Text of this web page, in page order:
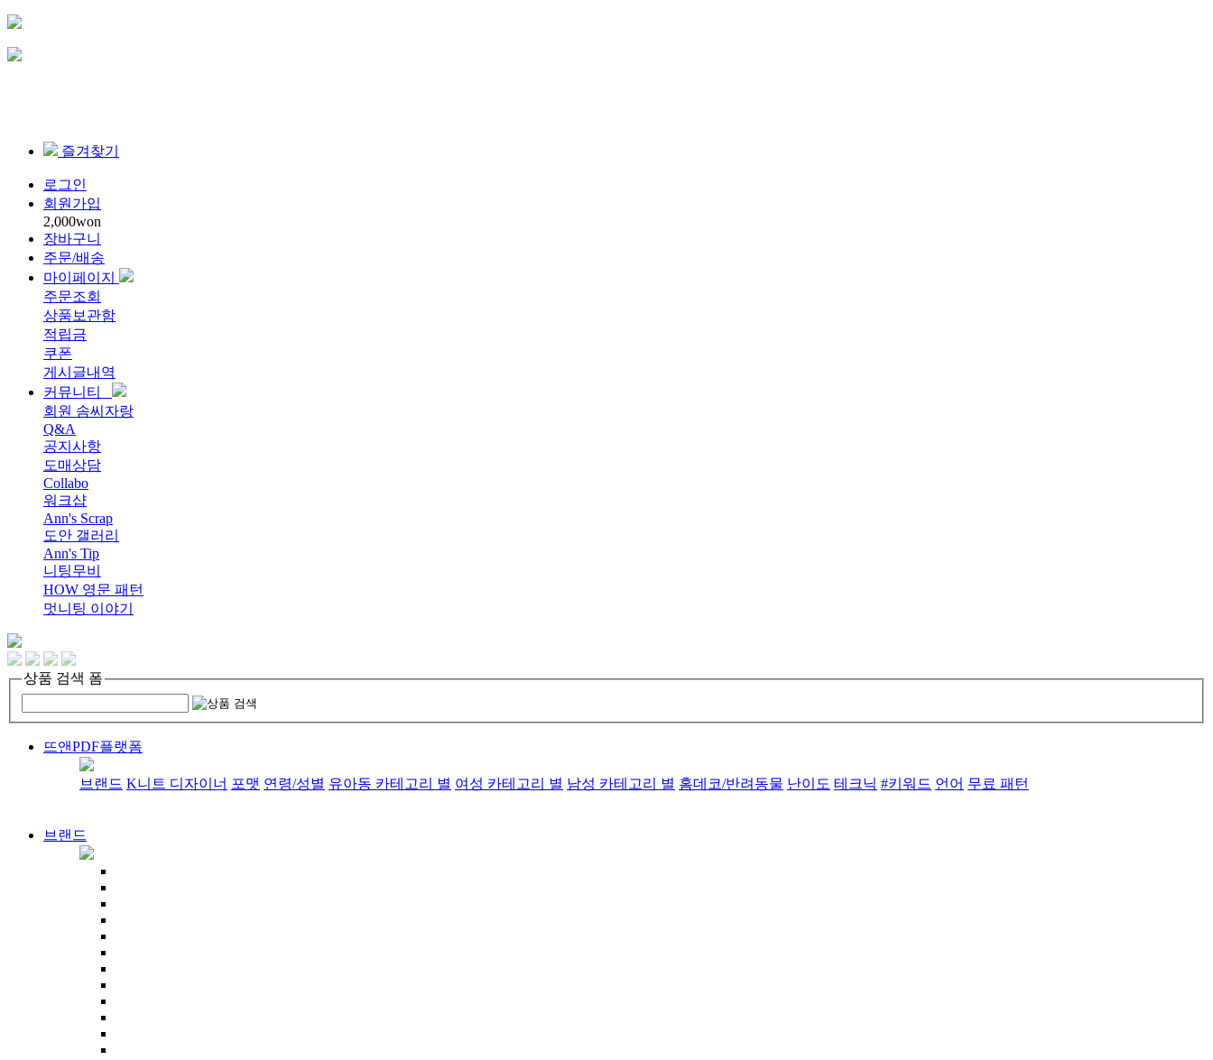
즐겨찾기
로그인
회원가입
2,000won
장바구니
주문/배송
마이페이지
주문조회
상품보관함
적립금
쿠폰
게시글내역
커뮤니티
회원 솜씨자랑
Q&A
공지사항
도매상담
Collabo
워크샵
Ann's Scrap
도안 갤러리
Ann's Tip
니팅무비
HOW 영문 패턴
멋니팅 이야기
상품 검색 폼
뜨앤PDF플랫폼
브랜드 K니트 디자이너 포맷 연령/성별 유아동 카테고리 별 여성 카테고리 별 남성 카테고리 별 홈데코/반려동물 난이도 테크닉 #키워드 언어 무료 패턴
브랜드